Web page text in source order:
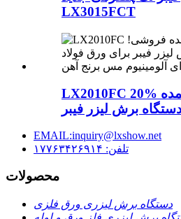
LX3015FCT
LX2010FC 20% تخفیف عمده
EMAIL:inquiry@lxshow.net
تلفن: ۱۷۷۶۳۴۲۶۹۱۴
محصولات
دستگاه برش لیزری ورق فلزی